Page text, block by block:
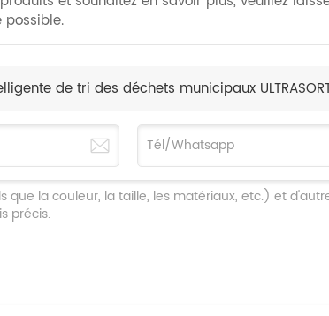
possible.
de tri des déchets municipaux